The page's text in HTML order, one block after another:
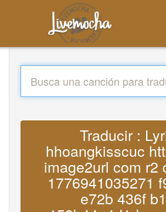
Traducir :
hhoangkisscuc
image2url com r2
1776941035271
e72b 436f